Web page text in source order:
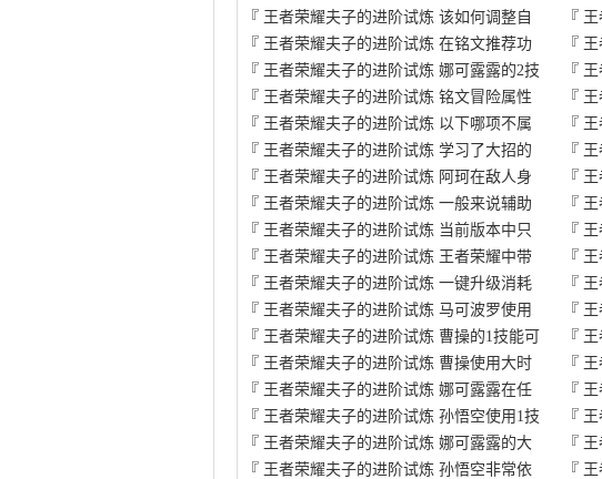
『 王者荣耀夫子的进阶试炼 该如何调整自 『
『 王者荣耀夫子的进阶试炼 在铭文推荐功 『
『 王者荣耀夫子的进阶试炼 娜可露露的2技 『
『 王者荣耀夫子的进阶试炼 铭文冒险属性 『
『 王者荣耀夫子的进阶试炼 以下哪项不属 『
『 王者荣耀夫子的进阶试炼 学习了大招的 『
『 王者荣耀夫子的进阶试炼 阿珂在敌人身 『
『 王者荣耀夫子的进阶试炼 一般来说辅助 『
『 王者荣耀夫子的进阶试炼 当前版本中只 『
『 王者荣耀夫子的进阶试炼 王者荣耀中带 『
『 王者荣耀夫子的进阶试炼 一键升级消耗 『
『 王者荣耀夫子的进阶试炼 马可波罗使用 『
『 王者荣耀夫子的进阶试炼 曹操的1技能可 『
『 王者荣耀夫子的进阶试炼 曹操使用大时 『
『 王者荣耀夫子的进阶试炼 娜可露露在任 『
『 王者荣耀夫子的进阶试炼 孙悟空使用1技 『
『 王者荣耀夫子的进阶试炼 娜可露露的大 『
『 王者荣耀夫子的进阶试炼 孙悟空非常依 『